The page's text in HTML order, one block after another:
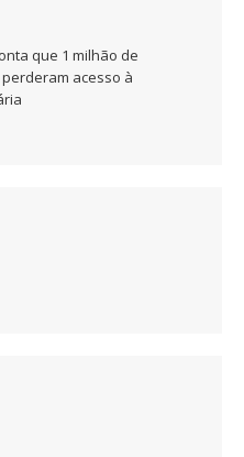
que 1 milhão de
acesso à